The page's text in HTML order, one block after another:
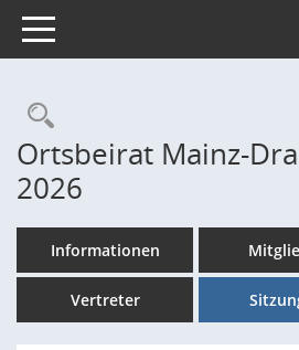
Toggle navigation
Rechercheauswahl
Ortsbeirat Mainz-
2026
Informationen
Vertreter